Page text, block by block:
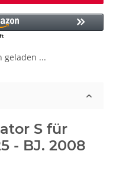
geladen ...
S für
- BJ. 2008